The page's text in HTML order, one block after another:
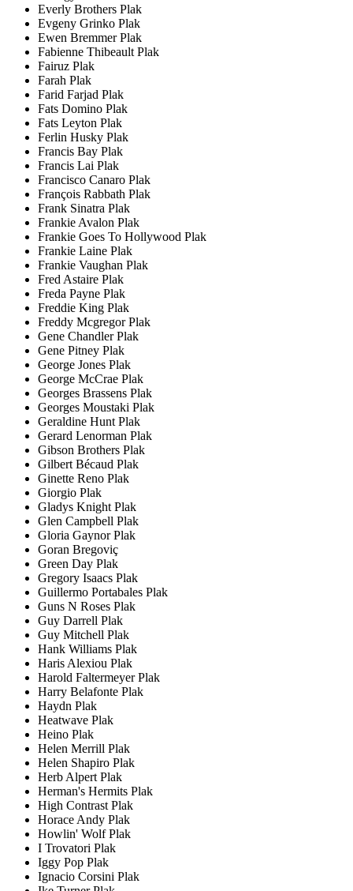
Everly Brothers Plak
Evgeny Grinko Plak
Ewen Bremmer Plak
Fabienne Thibeault Plak
Fairuz Plak
Farah Plak
Farid Farjad Plak
Fats Domino Plak
Fats Leyton Plak
Ferlin Husky Plak
Francis Bay Plak
Francis Lai Plak
Francisco Canaro Plak
François Rabbath Plak
Frank Sinatra Plak
Frankie Avalon Plak
Frankie Goes To Hollywood Plak
Frankie Laine Plak
Frankie Vaughan Plak
Fred Astaire Plak
Freda Payne Plak
Freddie King Plak
Freddy Mcgregor Plak
Gene Chandler Plak
Gene Pitney Plak
George Jones Plak
George McCrae Plak
Georges Brassens Plak
Georges Moustaki Plak
Geraldine Hunt Plak
Gerard Lenorman Plak
Gibson Brothers Plak
Gilbert Bécaud Plak
Ginette Reno Plak
Giorgio Plak
Gladys Knight Plak
Glen Campbell Plak
Gloria Gaynor Plak
Goran Bregoviç
Green Day Plak
Gregory Isaacs Plak
Guillermo Portabales Plak
Guns N Roses Plak
Guy Darrell Plak
Guy Mitchell Plak
Hank Williams Plak
Haris Alexiou Plak
Harold Faltermeyer Plak
Harry Belafonte Plak
Haydn Plak
Heatwave Plak
Heino Plak
Helen Merrill Plak
Helen Shapiro Plak
Herb Alpert Plak
Herman's Hermits Plak
High Contrast Plak
Horace Andy Plak
Howlin' Wolf Plak
I Trovatori Plak
Iggy Pop Plak
Ignacio Corsini Plak